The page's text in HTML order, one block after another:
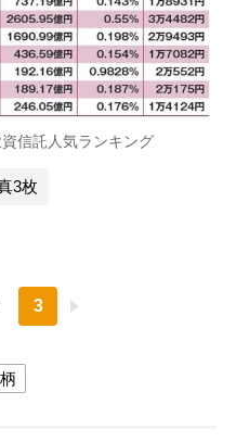
信託人気ランキング
3枚
3